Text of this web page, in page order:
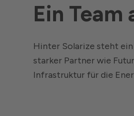
Ein
Hinter Solarize steht
starker Partner wie
Infrastruktur für die